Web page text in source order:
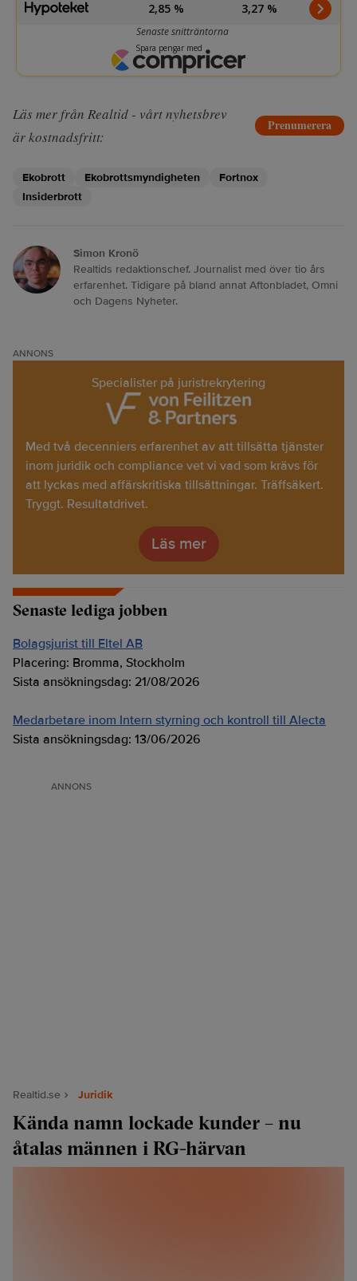
Läs mer från Realtid - vårt nyhetsbrev
är kostnadsfritt:
Prenumerera
Ekobrott Ekobrottsmyndigheten
Fortnox
Insiderbrott
Simon Kronö
Realtids redaktionschef. Journalist med över tio års
erfarenhet. Tidigare på bland annat Aftonbladet, Omni
och Dagens Nyheter.
ANNONS
Specialister på juristrekrytering
Med två decenniers erfarenhet av att tillsätta tjänster
inom juridik och compliance vet vi vad som krävs för
att lyckas med affärskritiska tillsättningar. Träffsäkert.
Tryggt. Resultatdrivet.
Läs mer
Senaste lediga jobben
Bolagsjurist till Eltel AB
Placering: Bromma, Stockholm
Sista ansökningsdag: 21/08/2026
Medarbetare inom Intern styrning och kontroll till Alecta
Sista ansökningsdag: 13/06/2026
ANNONS
Realtid.se Juridik
Kända namn lockade kunder – nu
åtalas männen i RG-härvan